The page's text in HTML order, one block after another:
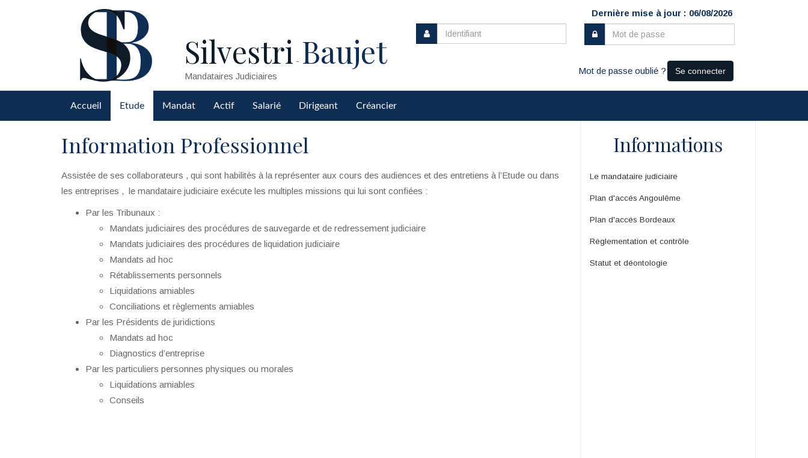
Silvestri - Baujet
Mandataires Judiciaires
Dernière mise à jour : 06/08/2026
Mot de passe oublié ? Se connecter
Accueil Etude Mandat Actif Salarié Dirigeant Créancier
Information Professionnel
Assistée de ses collaborateurs , qui sont habilités à la représenter aux cours des audiences et des entretiens à l’Etude ou dans
les entreprises , le mandataire judiciaire exécute les multiples missions qui lui sont confiées :
Par les Tribunaux :
Mandats judiciaires des procédures de sauvegarde et de redressement judiciaire
Mandats judiciaires des procédures de liquidation judiciaire
Mandats ad hoc
Rétablissements personnels
Liquidations amiables
Conciliations et règlements amiables
Par les Présidents de juridictions
Mandats ad hoc
Diagnostics d’entreprise
Par les particuliers personnes physiques ou morales
Liquidations amiables
Conseils
Informations
Le mandataire judiciaire
Plan d'accés Angoulême
Plan d'accés Bordeaux
Réglementation et contrôle
Statut et déontologie